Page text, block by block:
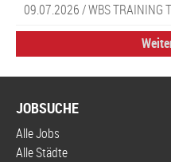
09.07.2026 /WBS TRAINING
JOBSUCHE
Alle Jobs
Alle Städte